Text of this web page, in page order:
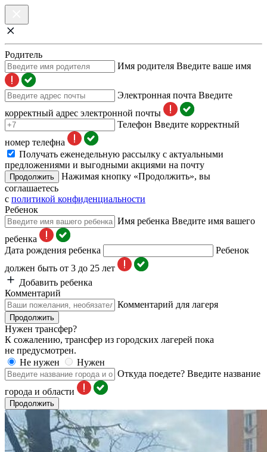
Родитель
Имя родителя Введите ваше имя
Электронная почта Введите
корректный адрес электронной почты
Телефон Введите корректный
номер телефна
Получать еженедельную рассылку с актуальными
предложениями и выгодными акциями на почту
Продолжить
Нажимая кнопку «Продолжить», вы
соглашаетесь
с политикой конфиденциальности
Ребенок
Имя ребенка Введите имя вашего
ребенка
Дата рождения ребенка
Ребенок
должен быть от 3 до 25 лет
Добавить ребенка
Комментарий
Комментарий для лагеря
Продолжить
Нужен трансфер?
К сожалению, трансфер из городских лагерей пока
не предусмотрен.
Не нужен
Нужен
Откуда поедете? Введите название
города и области
Продолжить